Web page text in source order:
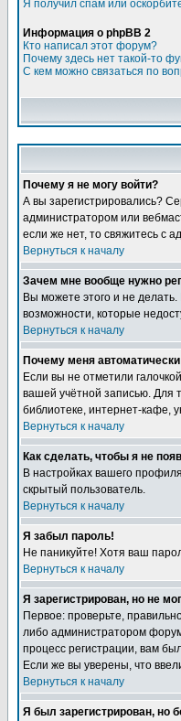
Я получил спам или
Информация о phpBB 2
Кто написал этот форум?
Почему здесь нет такой-то
С кем можно связаться по
Почему я не могу войти?
А вы зарегистрировались?
администратором или
если же нет, то свяжитесь с
Вернуться к началу
Зачем мне вообще нужно
Вы можете этого и не
возможности, которые
Вернуться к началу
Почему меня
Если вы не отметили
вашей учётной записью. Для
библиотеке, интернет-кафе,
Вернуться к началу
Как сделать, чтобы я не
В настройках вашего
скрытый пользователь.
Вернуться к началу
Я забыл пароль!
Не паникуйте! Хотя ваш
Вернуться к началу
Я зарегистрирован, но не
Первое: проверьте,
либо администратором
процесс регистрации, вам
Если же вы уверены, что
Вернуться к началу
Я был зарегистрирован, но